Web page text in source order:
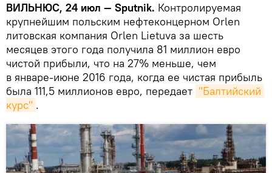
ВИЛЬНЮС, 24 июл — Sputnik. Контролируемая
крупнейшим польским нефтеконцерном Orlen
литовская компания Orlen Lietuva за шесть
месяцев этого года получила 81 миллион евро
чистой прибыли, что на 27% меньше, чем
в январе-июне 2016 года, когда ее чистая прибыль
была 111,5 миллионов евро, передает "Балтийский
курс" .